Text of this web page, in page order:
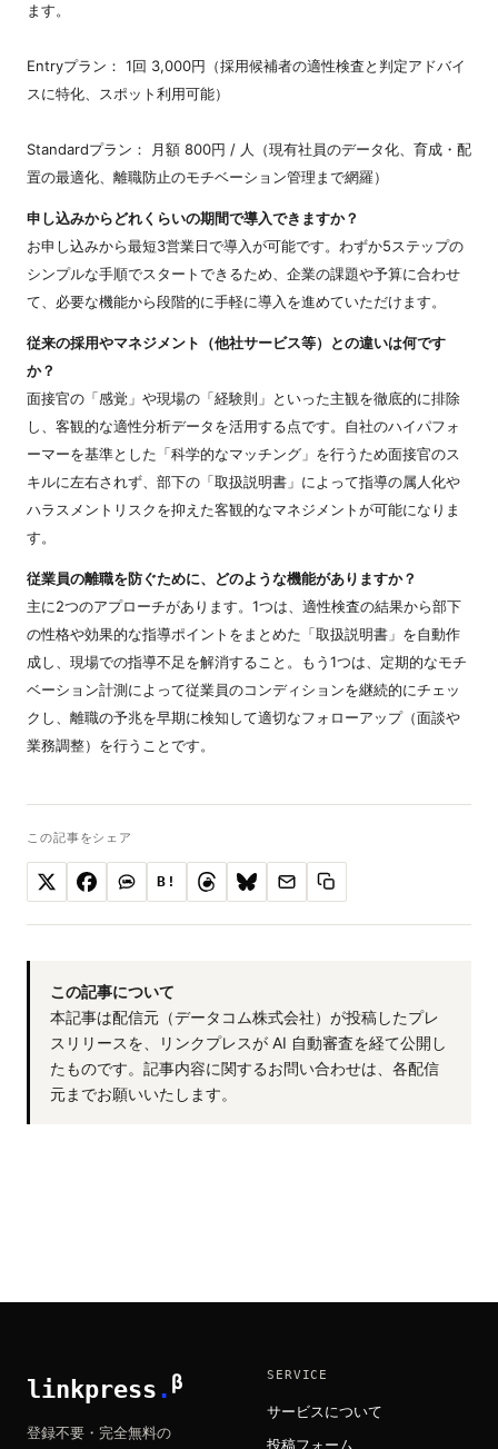
ます。
Entryプラン： 1回 3,000円（採用候補者の適性検査と判定アドバイ
スに特化、スポット利用可能）
Standardプラン： 月額 800円 / 人（現有社員のデータ化、育成・配
置の最適化、離職防止のモチベーション管理まで網羅）
申し込みからどれくらいの期間で導入できますか？
お申し込みから最短3営業日で導入が可能です。わずか5ステップの
シンプルな手順でスタートできるため、企業の課題や予算に合わせ
て、必要な機能から段階的に手軽に導入を進めていただけます。
従来の採用やマネジメント（他社サービス等）との違いは何です
か？
面接官の「感覚」や現場の「経験則」といった主観を徹底的に排除
し、客観的な適性分析データを活用する点です。自社のハイパフォ
ーマーを基準とした「科学的なマッチング」を行うため面接官のス
キルに左右されず、部下の「取扱説明書」によって指導の属人化や
ハラスメントリスクを抑えた客観的なマネジメントが可能になりま
す。
従業員の離職を防ぐために、どのような機能がありますか？
主に2つのアプローチがあります。1つは、適性検査の結果から部下
の性格や効果的な指導ポイントをまとめた「取扱説明書」を自動作
成し、現場での指導不足を解消すること。もう1つは、定期的なモチ
ベーション計測によって従業員のコンディションを継続的にチェッ
クし、離職の予兆を早期に検知して適切なフォローアップ（面談や
業務調整）を行うことです。
この記事をシェア
B!
この記事について
本記事は配信元（データコム株式会社）が投稿したプレ
スリリースを、リンクプレスが AI 自動審査を経て公開し
たものです。記事内容に関するお問い合わせは、各配信
元までお願いいたします。
linkpress . β
登録不要・完全無料の
SERVICE
サービスについて
投稿フォーム